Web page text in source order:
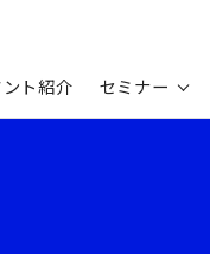
ト紹介 セミナー